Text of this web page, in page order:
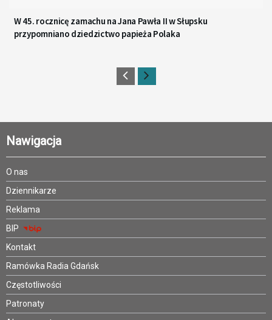
W 45. rocznicę zamachu na Jana Pawła II w Słupsku
przypomniano dziedzictwo papieża Polaka
Nawigacja
O nas
Dziennikarze
Reklama
BIP
Kontakt
Ramówka Radia Gdańsk
Częstotliwości
Patronaty